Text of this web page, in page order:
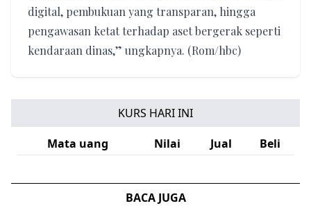
digital, pembukuan yang transparan, hingga
pengawasan ketat terhadap aset bergerak seperti
kendaraan dinas,” ungkapnya. (Rom/hbc)
KURS HARI INI
Mata uang
Nilai Jual Beli
BACA JUGA